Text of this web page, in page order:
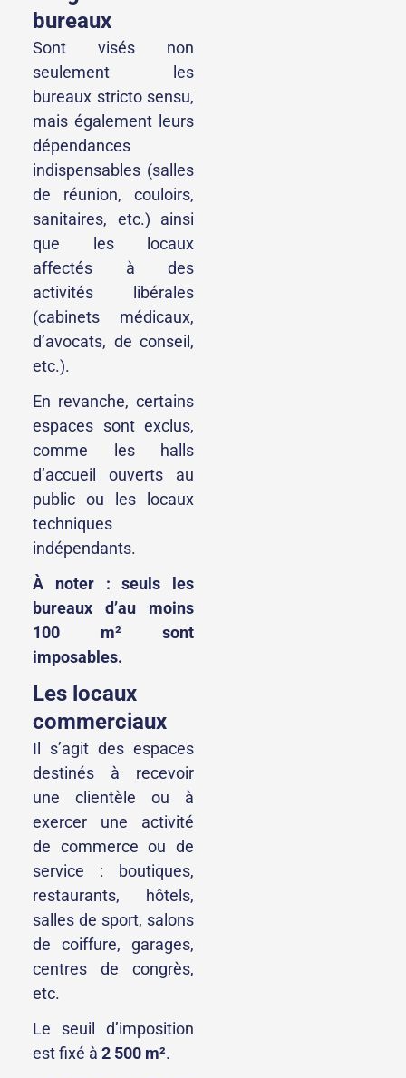
bureaux
Sont visés non
seulement les
bureaux stricto sensu,
mais également leurs
dépendances
indispensables (salles
de réunion, couloirs,
sanitaires, etc.) ainsi
que les locaux
affectés à des
activités libérales
(cabinets médicaux,
d’avocats, de conseil,
etc.).
En revanche, certains
espaces sont exclus,
comme les halls
d’accueil ouverts au
public ou les locaux
techniques
indépendants.
À noter : seuls les
bureaux d’au moins
100 m² sont
imposables.
Les locaux
commerciaux
Il s’agit des espaces
destinés à recevoir
une clientèle ou à
exercer une activité
de commerce ou de
service : boutiques,
restaurants, hôtels,
salles de sport, salons
de coiffure, garages,
centres de congrès,
etc.
Le seuil d’imposition
est fixé à 2 500 m².